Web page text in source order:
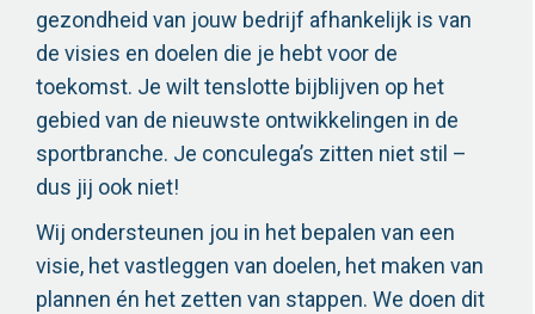
gezondheid van jouw bedrijf afhankelijk is van
de visies en doelen die je hebt voor de
toekomst. Je wilt tenslotte bijblijven op het
gebied van de nieuwste ontwikkelingen in de
sportbranche. Je conculega’s zitten niet stil –
dus jij ook niet!
Wij ondersteunen jou in het bepalen van een
visie, het vastleggen van doelen, het maken van
plannen én het zetten van stappen. We doen dit